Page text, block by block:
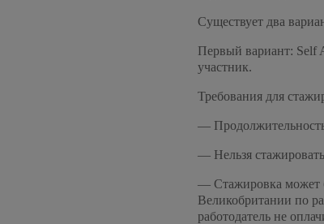
Существует два
Первый вариант: Self
участник.
Требования для
—
— Нельзя
— Стажировка может
Великобритании по
работодатель не